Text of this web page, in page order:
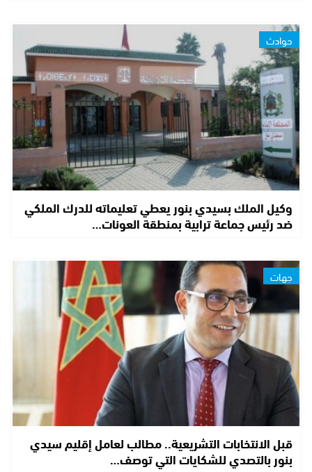
حوادث
وكيل الملك بسيدي بنور يعطي تعليماته للدرك الملكي
ضد رئيس جماعة ترابية بمنطقة العونات…
جهات
قبل الانتخابات التشريعية.. مطالب لعامل إقليم سيدي
بنور بالتصدي للشكايات التي توصف…